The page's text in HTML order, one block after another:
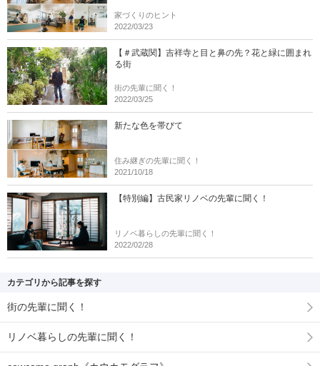
家づくりのヒント
2022/03/23
【＃武蔵関】吉祥寺と目と鼻の先？花と緑に囲まれ
る街
街の先輩に聞く！
2022/03/25
新たな色を帯びて
住み継ぎの先輩に聞く！
2021/10/18
【特別編】古民家リノベの先輩に聞く！
リノベ暮らしの先輩に聞く！
2022/02/28
カテゴリから記事を探す
街の先輩に聞く！
リノベ暮らしの先輩に聞く！